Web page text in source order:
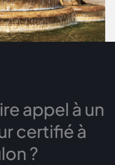
appel à un
certifié à
?